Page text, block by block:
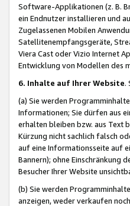
Software-Applikationen (z. B.
ein Endnutzer installieren und
Zugelassenen Mobilen
Satellitenempfangsgeräte,
Viera Cast oder Vizio Internet
Entwicklung von Modellen des
6. Inhalte auf Ihrer Website.
(a) Sie werden
Informationen; Sie dürfen aus
erhalten bleiben bzw. aus Text
Kürzung nicht sachlich falsch
auf eine Informationsseite auf
Bannern); ohne Einschränkung
Besucher Ihrer Website
(b) Sie werden
anzeigen, weder verkaufen